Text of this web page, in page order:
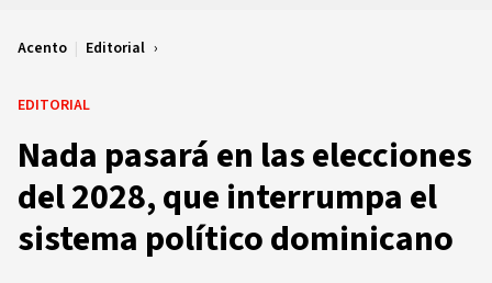
Acento | Editorial
EDITORIAL
Nada pasará en las elecciones
del 2028, que interrumpa el
sistema político dominicano